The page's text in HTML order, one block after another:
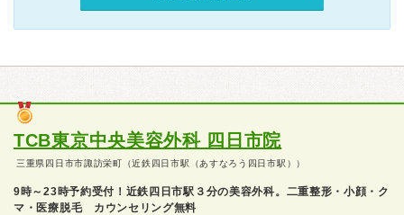
TCB東京中央美容外科 四日市院
三重県四日市市諏訪栄町（近鉄四日市駅（あすなろう四日市駅））
9時～23時予約受付！近鉄四日市駅３分の美容外科。二重整形・小顔・ク
マ・医療脱毛 カウンセリング無料